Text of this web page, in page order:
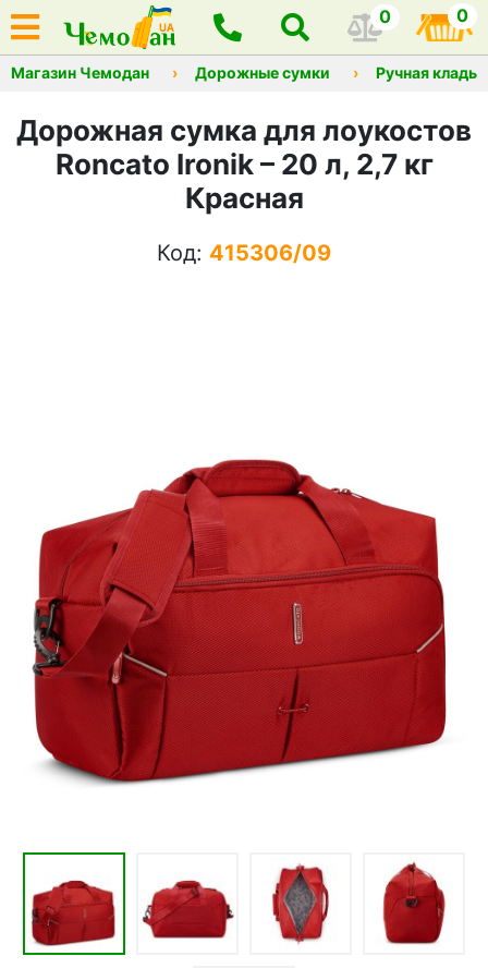
0 0
Магазин Чемодан Дорожные сумки Ручная кладь
Дорожная сумка для лоукостов
Roncato Ironik – 20 л, 2,7 кг
Красная
Код: 415306/09